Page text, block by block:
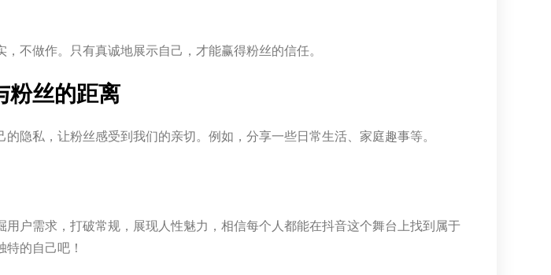
不做作。只有真诚地展示自己，才能赢得粉丝的信任。
粉丝的距离
隐私，让粉丝感受到我们的亲切。例如，分享一些日常生活、家庭趣事等。
户需求，打破常规，展现人性魅力，相信每个人都能在抖音这个舞台上找到属于
的自己吧！